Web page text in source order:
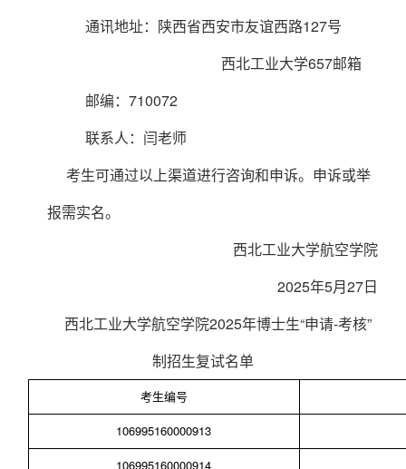
通讯地址：陕西省西安市友谊西路127号
西北工业大学657邮箱
邮编： 710072
联系人： 闫老师
考生可通过以上渠道进行咨询和申诉。申诉或举
报需实名。
西北工业大学航空学院
2025年5月27日
西北工业大学航空学院2025年博士生“申请-考核”
制招生复试名单
考生编号
106995160000913
106995160000914